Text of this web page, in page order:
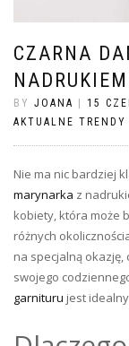
CZARNA
NADRUKIEM
BY JOANA 15
AKTUALNE TRENDY
Nie ma nic bardziej
marynarka z
kobiety, która może
różnych
na specjalną okazję,
swojego
garnituru jest